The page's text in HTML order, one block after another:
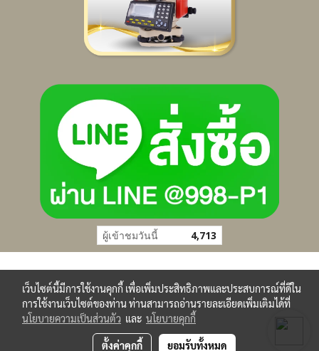
ผู้เข้าชมวันนี้ 4,713
เว็บไซต์นี้มีการใช้งานคุกกี้ เพื่อเพิ่มประสิทธิภาพและประสบการณ์ที่ดีใน
การใช้งานเว็บไซต์ของท่าน ท่านสามารถอ่านรายละเอียดเพิ่มเติมได้ที่
นโยบายความเป็นส่วนตัว และ นโยบายคุกกี้
ตั้งค่าคุกกี้ ยอมรับทั้งหมด